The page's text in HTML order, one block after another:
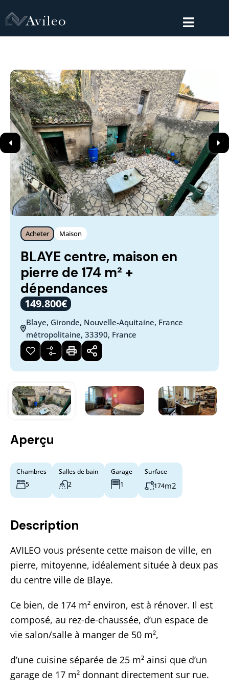
Acheter Maison
BLAYE centre, maison en
pierre de 174 m² +
dépendances
149.800€
Blaye, Gironde, Nouvelle-Aquitaine, France
métropolitaine, 33390, France
Aperçu
Chambres
5
Salles de bain
2
Garage
1
Surface
174m2
Description
AVILEO vous présente cette maison de ville, en
pierre, mitoyenne, idéalement située à deux pas
du centre ville de Blaye.
Ce bien, de 174 m² environ, est à rénover. Il est
composé, au rez-de-chaussée, d’un espace de
vie salon/salle à manger de 50 m²,
d’une cuisine séparée de 25 m² ainsi que d’un
garage de 17 m² donnant directement sur rue.